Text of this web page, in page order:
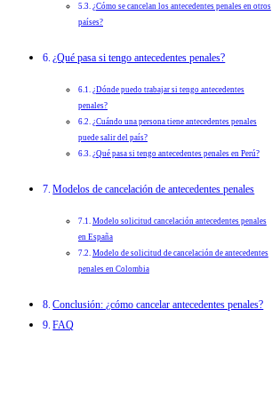
¿Cómo se cancelan los antecedentes penales en otros
países?
¿Qué pasa si tengo antecedentes penales?
¿Dónde puedo trabajar si tengo antecedentes
penales?
¿Cuándo una persona tiene antecedentes penales
puede salir del país?
¿Qué pasa si tengo antecedentes penales en Perú?
Modelos de cancelación de antecedentes penales
Modelo solicitud cancelación antecedentes penales
en España
Modelo de solicitud de cancelación de antecedentes
penales en Colombia
Conclusión: ¿cómo cancelar antecedentes penales?
FAQ